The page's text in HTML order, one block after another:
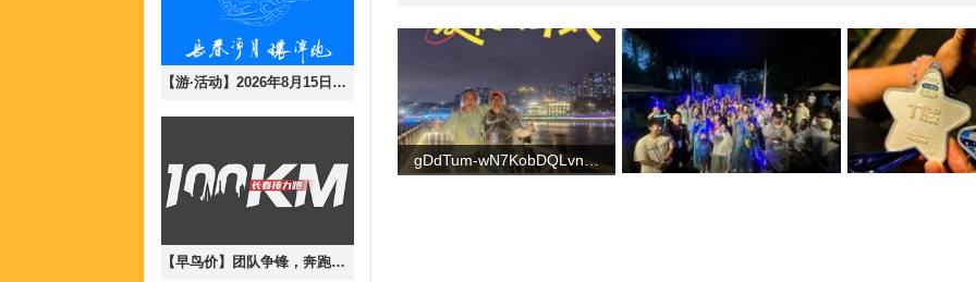
【游·活动】2026年8月15日长春净月大环潭8月半马训练赛！（含参与说明）
【早鸟价】团队争锋，奔跑无界-2026年9月19日长春100公里接力跑！
gDdTum-wN7KobDQLvnxsf08g31g7MGtPyWPRUPZoKKTN1EjnfXS5bql0JDSYuqfD